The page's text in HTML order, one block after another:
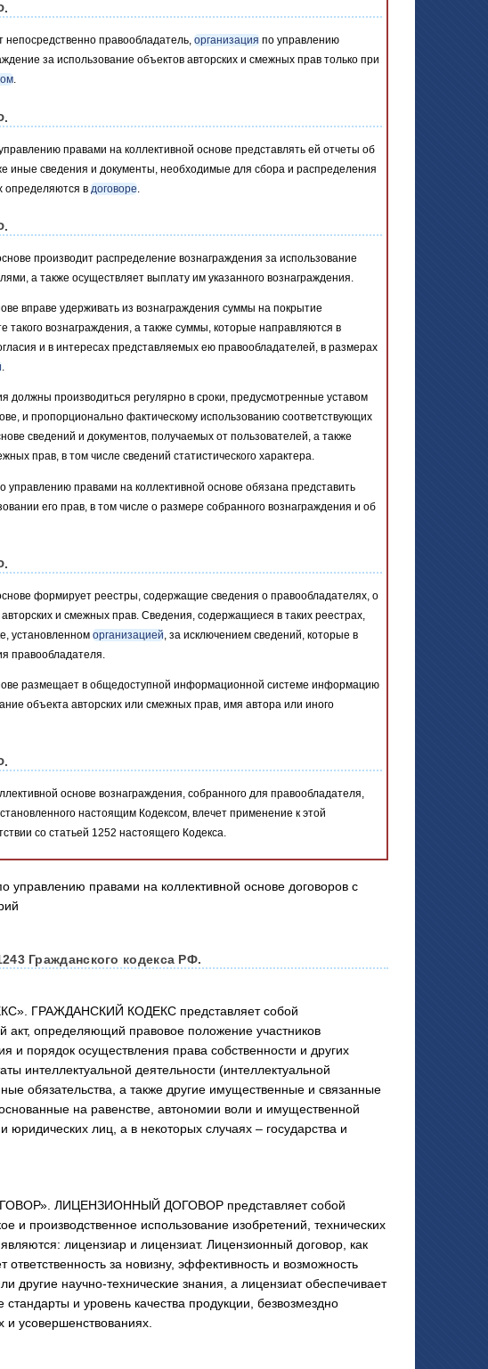
непосредственно правообладатель, организация по управлению
за использование объектов авторских и смежных прав только при
.
правами на коллективной основе представлять ей отчеты об
иные сведения и документы, необходимые для сбора и распределения
определяются в договоре
производит распределение вознаграждения за использование
а также осуществляет выплату им указанного вознаграждения.
вправе удерживать из вознаграждения суммы на покрытие
вознаграждения, а также суммы, которые направляются в
и в интересах представляемых ею правообладателей, в размерах
.
должны производиться регулярно в сроки, предусмотренные уставом
и пропорционально фактическому использованию соответствующих
сведений и документов, получаемых от пользователей, а также
прав, в том числе сведений статистического характера.
управлению правами на коллективной основе обязана представить
его прав, в том числе о размере собранного вознаграждения и об
формирует реестры, содержащие сведения о правообладателях, о
и смежных прав. Сведения, содержащиеся в таких реестрах,
установленном организацией, за исключением сведений, которые в
правообладателя.
размещает в общедоступной информационной системе информацию
объекта авторских или смежных прав, имя автора или иного
основе вознаграждения, собранного для правообладателя,
настоящим Кодексом, влечет применение к этой
со статьей 1252 настоящего Кодекса.
Гражданского кодекса РФ.
ГРАЖДАНСКИЙ КОДЕКС представляет собой
акт, определяющий правовое положение участников
и порядок осуществления права собственности и других
интеллектуальной деятельности (интеллектуальной
обязательства, а также другие имущественные и связанные
на равенстве, автономии воли и имущественной
юридических лиц, а в некоторых случаях – государства и
ЛИЦЕНЗИОННЫЙ ДОГОВОР представляет собой
и производственное использование изобретений, технических
лицензиар и лицензиат. Лицензионный договор, как
за новизну, эффективность и возможность
другие научно-технические знания, а лицензиат обеспечивает
и уровень качества продукции, безвозмездно
усовершенствованиях.